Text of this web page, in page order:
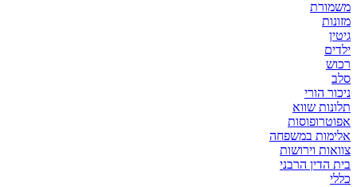
משמורת
מזונות
גיטין
ילדים
רכוש
סלב
ניכור הורי
תלונות שווא
אפוטרופוסות
אלימות במשפחה
צוואות וירושות
בית הדין הרבני
כללי